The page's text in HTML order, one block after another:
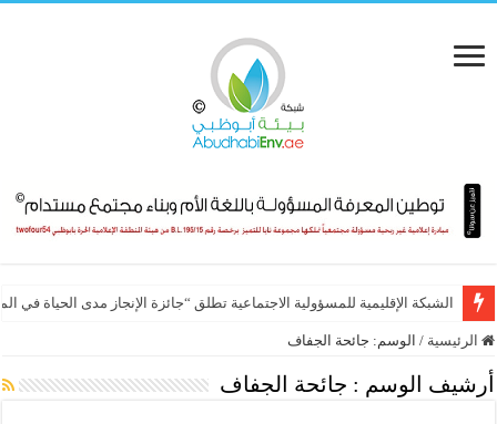
الشبكة الإقليمية للمسؤولية الاجتماعية تطلق “جائزة الإنجاز مدى الحياة في
الرئيسية / الوسم: جائحة الجفاف
أرشيف الوسم : جائحة الجفاف